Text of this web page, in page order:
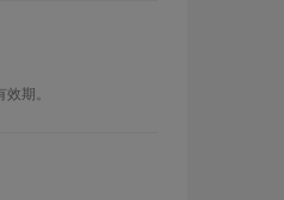
期。